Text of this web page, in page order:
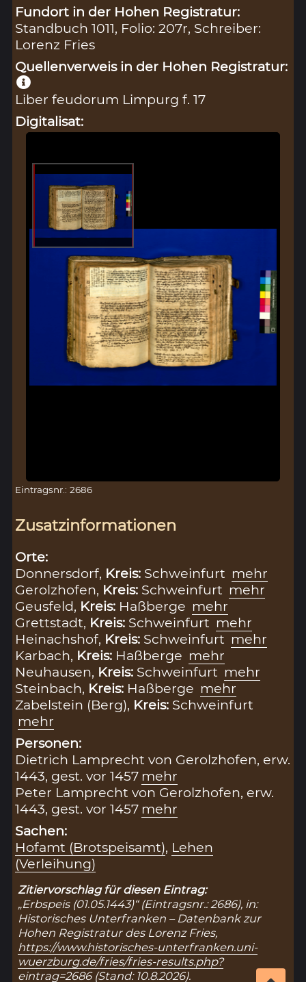
Fundort in der Hohen Registratur:
Standbuch 1011, Folio: 207r, Schreiber:
Lorenz Fries
Quellenverweis in der Hohen Registratur:
Liber feudorum Limpurg f. 17
Digitalisat:
Eintragsnr.: 2686
Zusatzinformationen
Orte:
Donnersdorf, Kreis: Schweinfurt mehr
Gerolzhofen, Kreis: Schweinfurt mehr
Geusfeld, Kreis: Haßberge mehr
Grettstadt, Kreis: Schweinfurt mehr
Heinachshof, Kreis: Schweinfurt mehr
Karbach, Kreis: Haßberge mehr
Neuhausen, Kreis: Schweinfurt mehr
Steinbach, Kreis: Haßberge mehr
Zabelstein (Berg), Kreis: Schweinfurt
mehr
Personen:
Dietrich Lamprecht von Gerolzhofen, erw.
1443, gest. vor 1457 mehr
Peter Lamprecht von Gerolzhofen, erw.
1443, gest. vor 1457 mehr
Sachen:
Hofamt (Brotspeisamt), Lehen
(Verleihung)
Zitiervorschlag für diesen Eintrag:
„Erbspeis (01.05.1443)“ (Eintragsnr.: 2686), in:
Historisches Unterfranken – Datenbank zur
Hohen Registratur des Lorenz Fries,
https://www.historisches-unterfranken.uni-
wuerzburg.de/fries/fries-results.php?
eintrag=2686(Stand: 10.8.2026).